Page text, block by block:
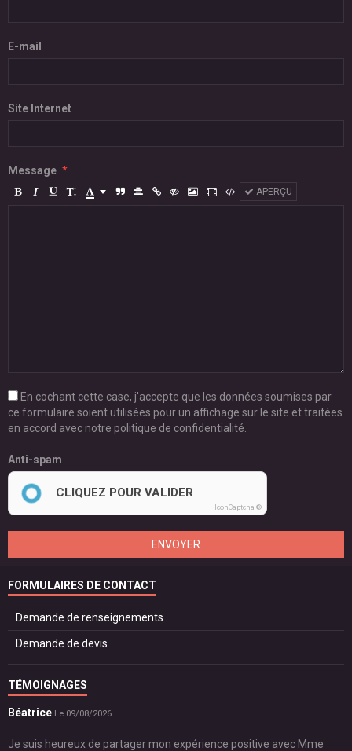
E-mail
Site Internet
Message
APERÇU
En cochant cette case, j'accepte que les données soumises par
ce formulaire soient utilisées pour un affichage sur le site et traitées
en accord avec notre politique de confidentialité.
Anti-spam
CLIQUEZ POUR VALIDER
IconCaptcha ©
ENVOYER
FORMULAIRES DE CONTACT
Demande de renseignements
Demande de devis
TÉMOIGNAGES
Béatrice Le 09/08/2026
Je suis heureux de partager mon expérience positive avec Mme